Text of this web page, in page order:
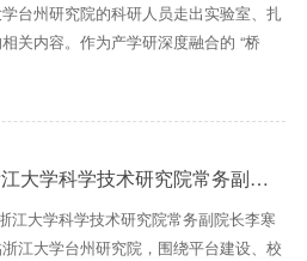
台州研究院的科研人员走出实验室、扎
关内容。作为产学研深度融合的 “桥
技术研究院常务副院长李寒莹一行莅临调研，共话校地协同
江大学科学技术研究院常务副院长李寒
江大学台州研究院，围绕平台建设、校